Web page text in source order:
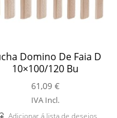
Domino De Faia D
10×100/120 Bu
61,09€
IVA Incl.
Adicionar á lista de desejos